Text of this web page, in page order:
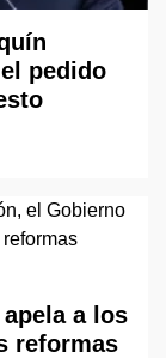
pedido
a los
reformas